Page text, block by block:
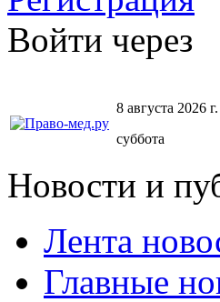
Войти через
8 августа 2026 г.
суббота
Новости и
Лента
Главные